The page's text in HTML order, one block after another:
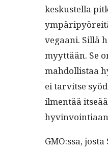
keskustel­la
veg­aani. Sil­lä
myyt­tään. Se
mah­dol­lis­taa
ei tarvitse
ilmen­tää
GMO:ssa,